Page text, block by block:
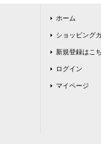
ホーム
ショッピング
新規登録はこ
ログイン
マイページ